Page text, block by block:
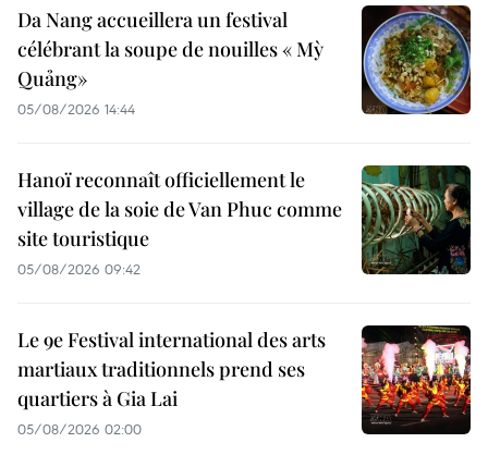
Da Nang accueillera un festival
célébrant la soupe de nouilles « Mỳ
Quảng»
05/08/2026 14:44
Hanoï reconnaît officiellement le
village de la soie de Van Phuc comme
site touristique
05/08/2026 09:42
Le 9e Festival international des arts
martiaux traditionnels prend ses
quartiers à Gia Lai
05/08/2026 02:00